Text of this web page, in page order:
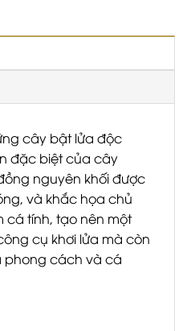
cây bật lửa độc
đặc biệt của cây
nguyên khối được
và khắc họa chủ
cá tính, tạo nên một
cụ khơi lửa mà còn
phong cách và cá